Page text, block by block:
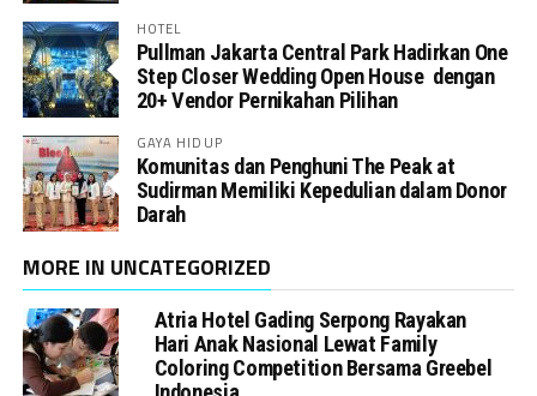
HOTEL
Pullman Jakarta Central Park Hadirkan One
Step Closer Wedding Open House dengan
20+ Vendor Pernikahan Pilihan
GAYA HIDUP
Komunitas dan Penghuni The Peak at
Sudirman Memiliki Kepedulian dalam Donor
Darah
MORE IN UNCATEGORIZED
Atria Hotel Gading Serpong Rayakan
Hari Anak Nasional Lewat Family
Coloring Competition Bersama Greebel